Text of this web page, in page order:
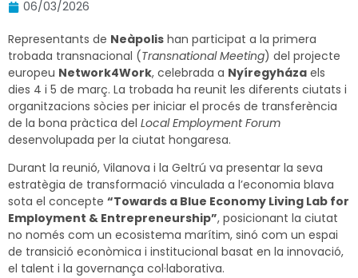
06/03/2026
Representants de Neàpolis han participat a la primera
trobada transnacional (Transnational Meeting) del projecte
europeu Network4Work, celebrada a Nyíregyháza els
dies 4 i 5 de març. La trobada ha reunit les diferents ciutats i
organitzacions sòcies per iniciar el procés de transferència
de la bona pràctica del Local Employment Forum
desenvolupada per la ciutat hongaresa.
Durant la reunió, Vilanova i la Geltrú va presentar la seva
estratègia de transformació vinculada a l’economia blava
sota el concepte “Towards a Blue Economy Living Lab for
Employment & Entrepreneurship”, posicionant la ciutat
no només com un ecosistema marítim, sinó com un espai
de transició econòmica i institucional basat en la innovació,
el talent i la governança col·laborativa.